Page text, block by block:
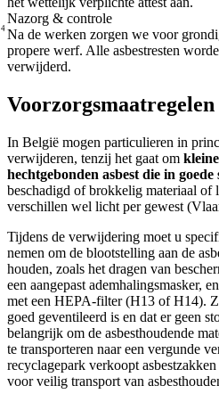
4
Nazorg & controle
Na de werken zorgen we voor
propere werf. Alle asbestresten
verwijderd.
Voorzorgsmaatregelen
In België mogen particulieren in
verwijderen, tenzij het gaat om
hechtgebonden asbest die in
beschadigd of brokkelig materiaal of
verschillen wel licht per gewest
Tijdens de verwijdering moet u
nemen om de blootstelling aan de
houden, zoals het dragen van
een aangepast ademhalingsmasker,
met een HEPA-filter (H13 of H14).
goed geventileerd is en dat er geen
belangrijk om de asbesthoudende
te transporteren naar een vergunde
recyclagepark verkoopt
voor veilig transport van